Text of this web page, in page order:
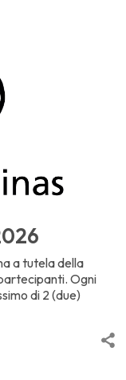
a tutela della
Ogni
di 2 (due)